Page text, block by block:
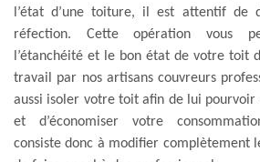
l’état d’une toiture, il est attentif de
réfection. Cette opération vous
l’étanchéité et le bon état de votre toit
travail par nos artisans couvreurs
aussi isoler votre toit afin de lui pourvoir
et d’économiser votre
consiste donc à modifier complètement